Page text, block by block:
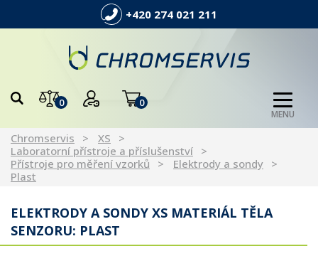
+420 274 021 211
0 0
MENU
Chromservis
XS
Laboratorní přístroje a příslušenství
Přístroje pro měření vzorků
Elektrody a sondy
Plast
ELEKTRODY A SONDY XS MATERIÁL TĚLA
SENZORU: PLAST